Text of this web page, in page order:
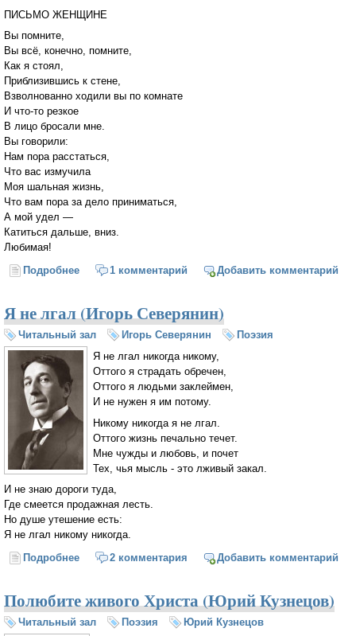
ПИСЬМО ЖЕНЩИНЕ
Вы помните,
Вы всё, конечно, помните,
Как я стоял,
Приблизившись к стене,
Взволнованно ходили вы по комнате
И что-то резкое
В лицо бросали мне.
Вы говорили:
Нам пора расстаться,
Что вас измучила
Моя шальная жизнь,
Что вам пора за дело приниматься,
А мой удел —
Катиться дальше, вниз.
Любимая!
Подробнее о Письмо женщине (Сергей Есенин)
1 комментарий Добавить комментарий
Я не лгал (Игорь Северянин)
Читальный зал Игорь Северянин
Поэзия
Я не лгал никогда никому,
Оттого я страдать обречен,
Оттого я людьми заклеймен,
И не нужен я им потому.
Никому никогда я не лгал.
Оттого жизнь печально течет.
Мне чужды и любовь, и почет
Тех, чья мысль - это лживый закал.
И не знаю дороги туда,
Где смеется продажная лесть.
Но душе утешение есть:
Я не лгал никому никогда.
Подробнее о Я не лгал (Игорь Северянин)
2 комментария Добавить комментарий
Полюбите живого Христа (Юрий Кузнецов)
Читальный зал Поэзия
Юрий Кузнецов